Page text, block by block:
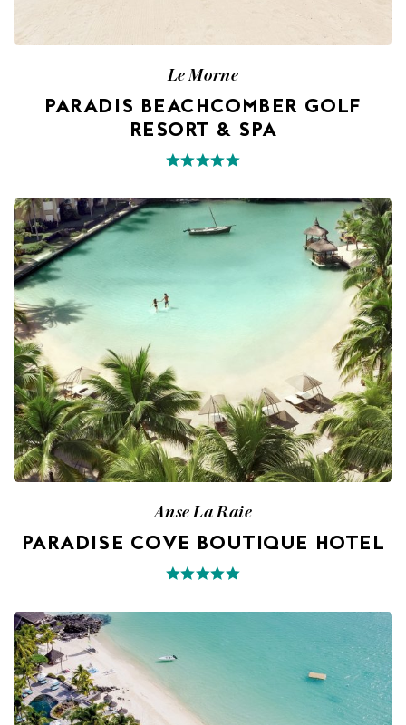
Le Morne
PARADIS BEACHCOMBER GOLF
RESORT & SPA
Anse La Raie
PARADISE COVE BOUTIQUE HOTEL